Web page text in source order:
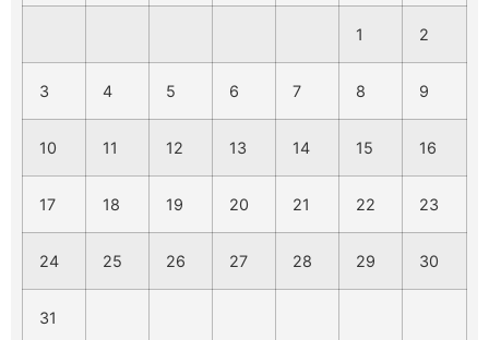
1 2
3 4 5 6 7 8 9
10 11 12 13 14 15 16
17 18 19 20 21 22 23
24 25 26 27 28 29 30
31